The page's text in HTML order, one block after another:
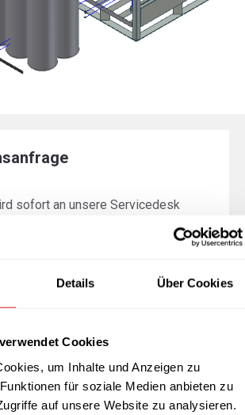
Details Über Cookies
Cookies
um Inhalte und Anzeigen zu
für soziale Medien anbieten zu
auf unsere Website zu analysieren.
sofort an unsere Servicedesk